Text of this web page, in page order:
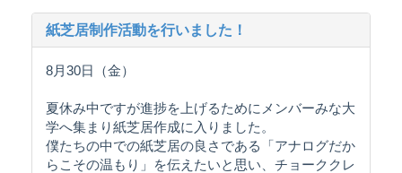
紙芝居制作活動を行いました！
8月30日（金）
夏休み中ですが進捗を上げるためにメンバーみな大
学へ集まり紙芝居作成に入りました。
僕たちの中での紙芝居の良さである「アナログだか
らこその温もり」を伝えたいと思い、チョーククレ